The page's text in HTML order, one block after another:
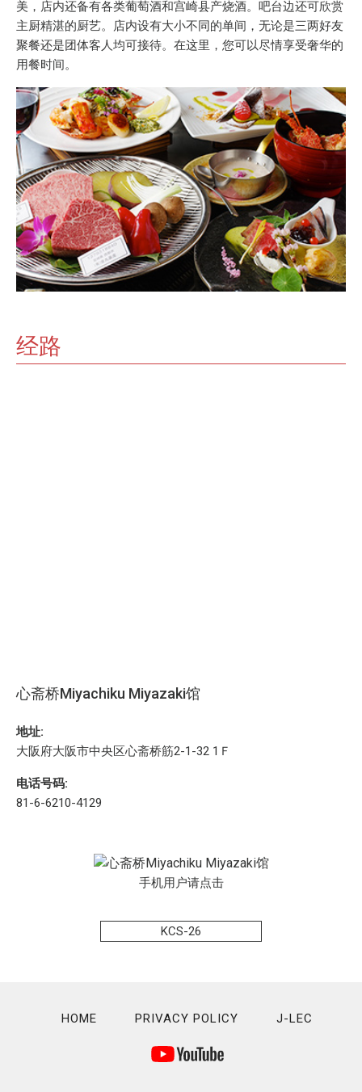
美，店内还备有各类葡萄酒和宫崎县产烧酒。吧台边还可欣赏
主厨精湛的厨艺。店内设有大小不同的单间，无论是三两好友
聚餐还是团体客人均可接待。在这里，您可以尽情享受奢华的
用餐时间。
经路
心斋桥Miyachiku Miyazaki馆
地址:
大阪府大阪市中央区心斋桥筋2-1-32 1Ｆ
电话号码:
81-6-6210-4129
手机用户请点击
KCS-26
HOME PRIVACY POLICY J-LEC